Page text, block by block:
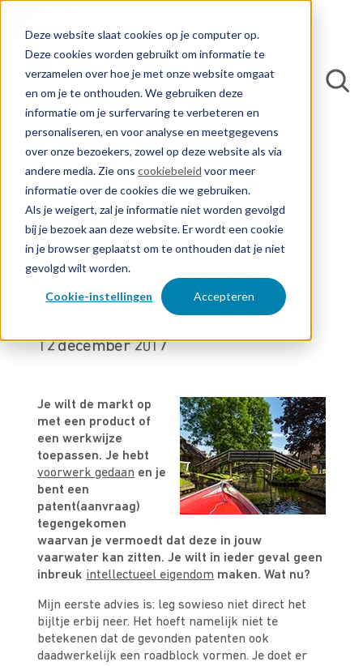
Deze website slaat cookies op je computer op.
Deze cookies worden gebruikt om informatie te
verzamelen over hoe je met onze website omgaat
en om je te onthouden. We gebruiken deze
informatie om je surfervaring te verbeteren en
personaliseren, en voor analyse en meetgegevens
over onze bezoekers, zowel op deze website als via
andere media. Zie ons cookiebeleid voor meer
informatie over de cookies die we gebruiken.
Als je weigert, zal je informatie niet worden gevolgd
bij je bezoek aan deze website. Er wordt een cookie
in je browser geplaatst om te onthouden dat je niet
gevolgd wilt worden.
Cookie-instellingen Accepteren
5 situaties waarin
patent concurrent je
niet in de weg zit (3/9)
12 december 2017
Je wilt de markt op
met een product of
een werkwijze
toepassen. Je hebt
voorwerk gedaan en je
bent een
patent(aanvraag)
tegengekomen
waarvan je vermoedt dat deze in jouw
vaarwater kan zitten. Je wilt in ieder geval geen
inbreuk intellectueel eigendom maken. Wat nu?
Mijn eerste advies is: leg sowieso niet direct het
bijltje erbij neer. Het hoeft namelijk niet te
betekenen dat de gevonden patenten ook
daadwerkelijk een roadblock vormen. Je doet er